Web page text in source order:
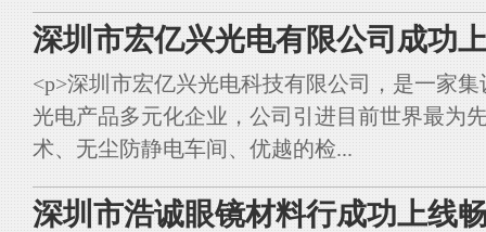
深圳市宏亿兴光电有限公司成功
<p>深圳市宏亿兴光电科技有限公司，是一家
光电产品多元化企业，公司引进目前世界最为
术、无尘防静电车间、优越的检...
深圳市浩诚眼镜材料行成功上线